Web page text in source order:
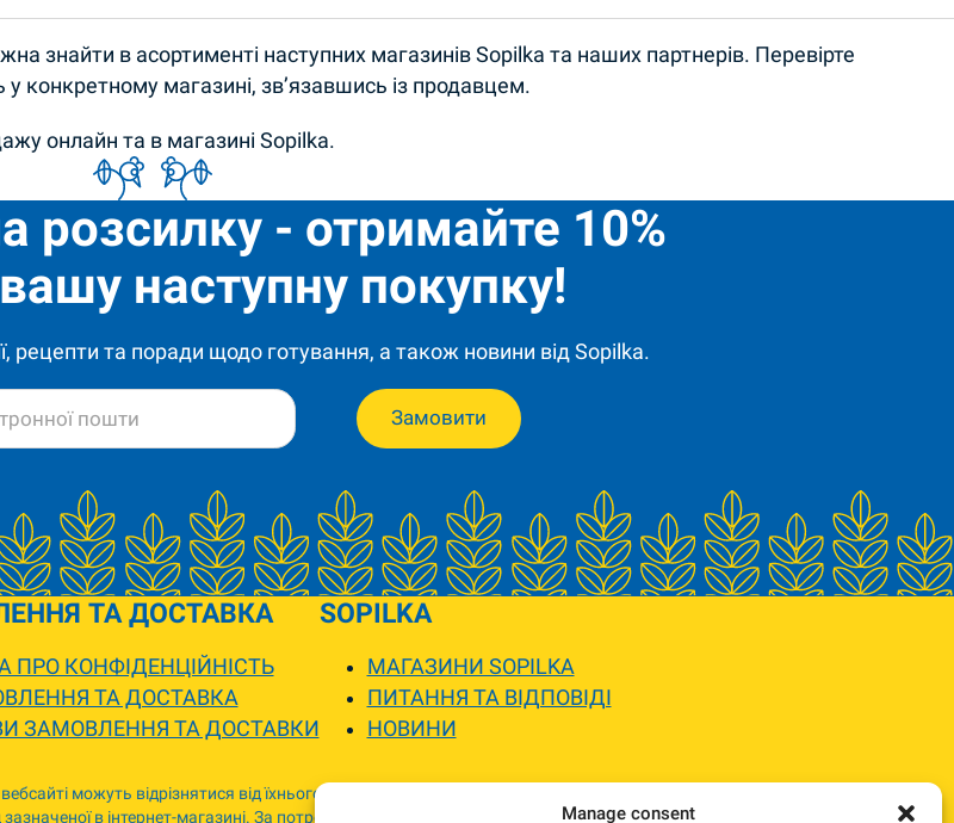
Manage consent
знайти в асортименті наступних магазинів Sopilka та наших партнерів. Перевірте
у конкретному магазині, зв’язавшись із продавцем.
онлайн та в магазині Sopilka.
розсилку - отримайте 10%
наступну покупку!
рецепти та поради щодо готування, а також новини від Sopilka.
Замовити
ТА ДОСТАВКА
ПРО КОНФІДЕНЦІЙНІСТЬ
ТА ДОСТАВКА
ЗАМОВЛЕННЯ ТА ДОСТАВКИ
SOPILKA
МАГАЗИНИ SOPILKA
ПИТАННЯ ТА ВІДПОВІДІ
НОВИНИ
можуть відрізнятися від їхнього фактичного вигляду.
зазначеної в інтернет-магазині. За потреби ми зв’яжемося та погодимо заміну.